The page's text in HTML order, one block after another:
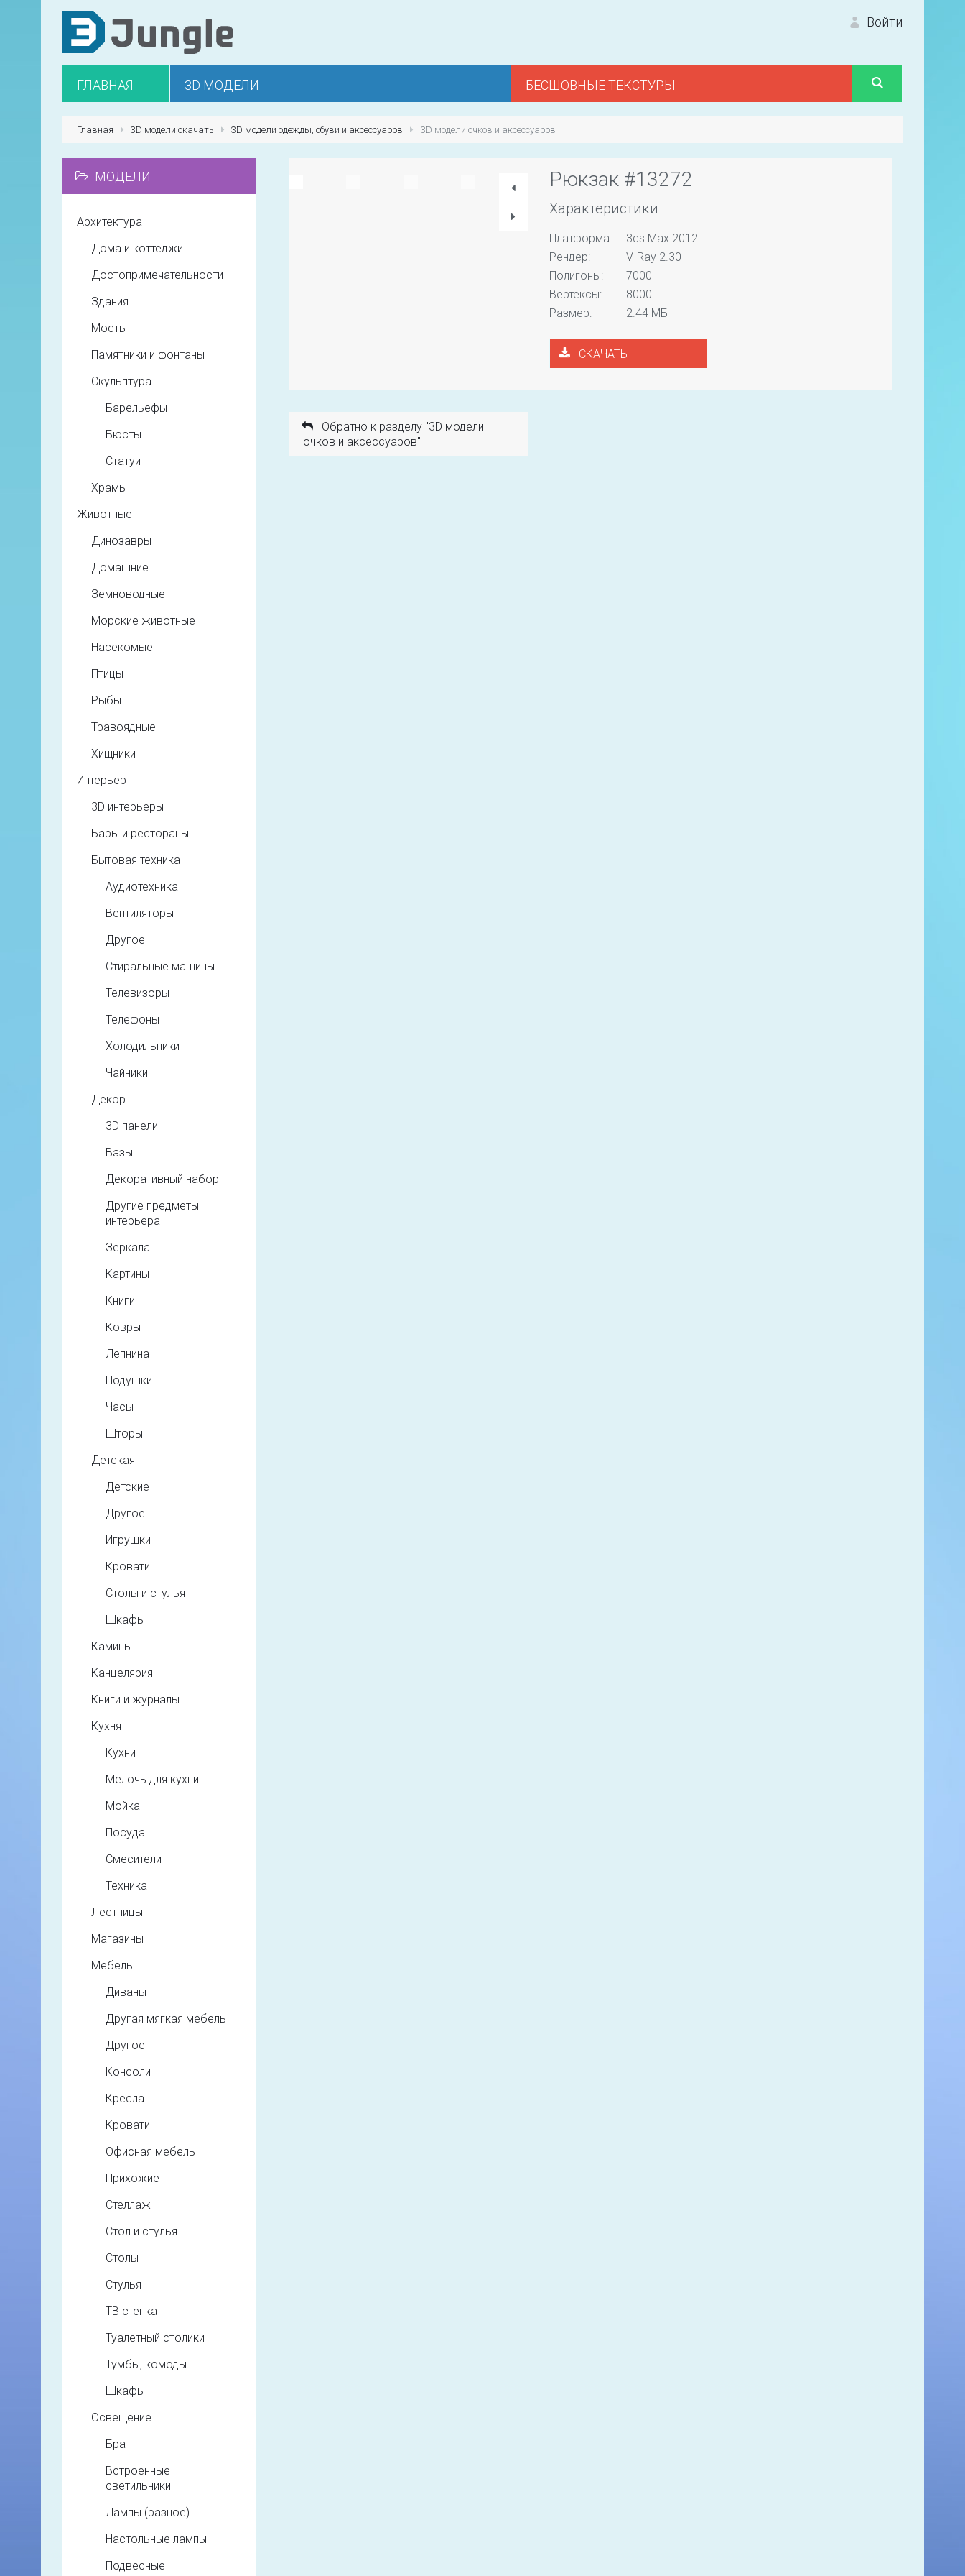
Войти
ГЛАВНАЯ 3D МОДЕЛИ БЕСШОВНЫЕ ТЕКСТУРЫ
Главная 3D модели скачать 3D модели одежды, обуви и аксессуаров 3D модели очков и аксессуаров
Рюкзак #13272
Характеристики
Платформа:
3ds Max 2012
Рендер:
V-Ray 2.30
Полигоны:
7000
Вертексы:
8000
Размер:
2.44 МБ
СКАЧАТЬ
Обратно к разделу "3D модели
очков и аксессуаров"
МОДЕЛИ
Архитектура
Дома и коттеджи
Достопримечательности
Здания
Мосты
Памятники и фонтаны
Скульптура
Барельефы
Бюсты
Статуи
Храмы
Животные
Динозавры
Домашние
Земноводные
Морские животные
Насекомые
Птицы
Рыбы
Травоядные
Хищники
Интерьер
3D интерьеры
Бары и рестораны
Бытовая техника
Аудиотехника
Вентиляторы
Другое
Стиральные машины
Телевизоры
Телефоны
Холодильники
Чайники
Декор
3D панели
Вазы
Декоративный набор
Другие предметы
интерьера
Зеркала
Картины
Книги
Ковры
Лепнина
Подушки
Часы
Шторы
Детская
Детские
Другое
Игрушки
Кровати
Столы и стулья
Шкафы
Камины
Канцелярия
Книги и журналы
Кухня
Кухни
Мелочь для кухни
Мойка
Посуда
Смесители
Техника
Лестницы
Магазины
Мебель
Диваны
Другая мягкая мебель
Другое
Консоли
Кресла
Кровати
Офисная мебель
Прихожие
Стеллаж
Стол и стулья
Столы
Стулья
ТВ стенка
Туалетный столики
Тумбы, комоды
Шкафы
Освещение
Бра
Встроенные
светильники
Лампы (разное)
Настольные лампы
Подвесные